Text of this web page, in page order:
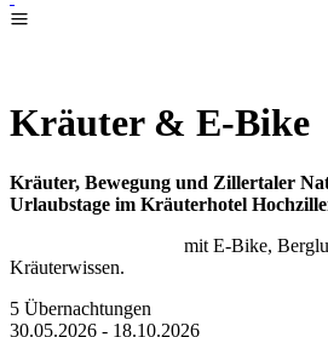
Kräuter & E-Bike
Kräuter, Bewegung und Zillertaler
Urlaubstage im Kräuterhotel
mit E-Bike, Bergluft und
Kräuterwissen.
5 Übernachtungen
30.05.2026 - 18.10.2026